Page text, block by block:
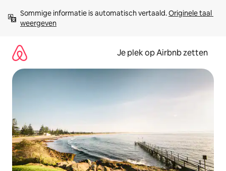
direct
naar
Sommige informatie is automatisch vertaald. Originele taal
weergeven
Je plek op Airbnb zetten